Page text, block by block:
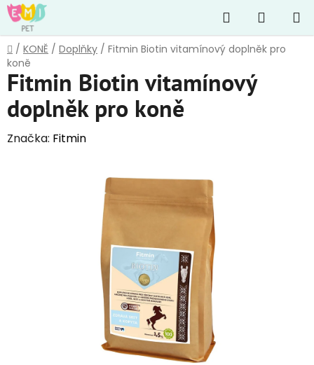
Přejít
na
obsah
Hledat
KOŠÍK
Domů
/ KONĚ / Doplňky / Fitmin Biotin vitamínový doplněk pro
koně
Fitmin Biotin vitamínový
doplněk pro koně
Značka: Fitmin